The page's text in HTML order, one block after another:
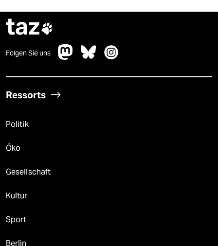
taz
Folgen Sie uns
Ressorts
Politik
Öko
Gesellschaft
Kultur
Sport
Berlin